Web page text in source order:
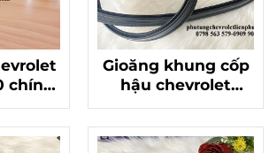
chính
Gioăng khung cốp
hậu chevrolet
spark m300 matiz
groove chính hãng
gm 95087790